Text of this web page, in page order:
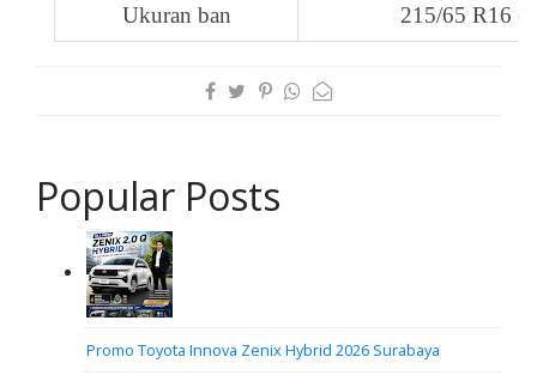
Ukuran ban 215/65 R16
Popular Posts
Promo Toyota Innova Zenix Hybrid 2026 Surabaya